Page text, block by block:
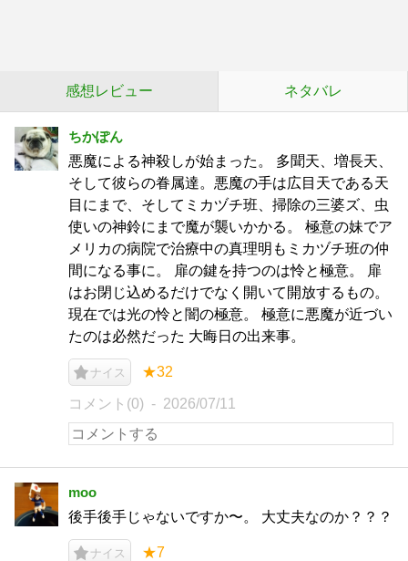
感想レビュー ネタバレ
ちかぽん
悪魔による神殺しが始まった。 多聞天、増長天、
そして彼らの眷属達。悪魔の手は広目天である天
目にまで、そしてミカヅチ班、掃除の三婆ズ、虫
使いの神鈴にまで魔が襲いかかる。 極意の妹でア
メリカの病院で治療中の真理明もミカヅチ班の仲
間になる事に。 扉の鍵を持つのは怜と極意。 扉
はお閉じ込めるだけでなく開いて開放するもの。
現在では光の怜と闇の極意。 極意に悪魔が近づい
たのは必然だった 大晦日の出来事。
ナイス ★32
コメント(0) 2026/07/11
moo
後手後手じゃないですか〜。 大丈夫なのか？？？
ナイス ★7